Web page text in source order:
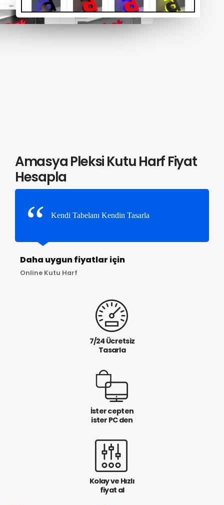
Amasya Pleksi Kutu Harf Fiyat
Hesapla
Kendi Tabelanı Kendin Tasarla
Daha uygun fiyatlar için
Online Kutu Harf
7/24 Ücretsiz
Tasarla
İster cepten
ister PC den
Kolay ve Hızlı
fiyat al